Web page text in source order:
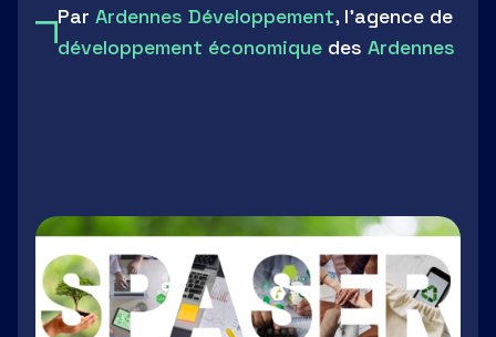
Par Ardennes Développement, l'agence de
développement économique des Ardennes